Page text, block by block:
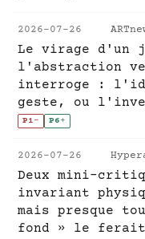
2026-07-26
Le virage d'un
l'abstraction
interroge :
geste, ou
P1- P6+
2026-07-26
Deux mini-
invariant
mais presque
fond » le